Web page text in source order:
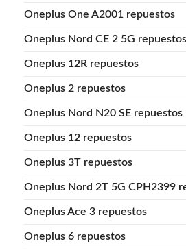
Oneplus One A2001 repuestos
Oneplus Nord CE 2 5G repuestos
Oneplus 12R repuestos
Oneplus 2 repuestos
Oneplus Nord N20 SE repuestos
Oneplus 12 repuestos
Oneplus 3T repuestos
Oneplus Nord 2T 5G CPH2399
Oneplus Ace 3 repuestos
Oneplus 6 repuestos